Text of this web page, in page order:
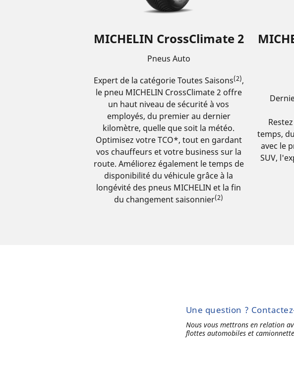
MICHELIN CrossClimate 2
Pneus Auto
Expert de la catégorie Toutes Saisons(2),
le pneu MICHELIN CrossClimate 2 offre
un haut niveau de sécurité à vos
employés, du premier au dernier
kilomètre, quelle que soit la météo.
Optimisez votre TCO*, tout en gardant
vos chauffeurs et votre business sur la
route. Améliorez également le temps de
disponibilité du véhicule grâce à la
longévité des pneus MICHELIN et la fin
du changement saisonnier(2)
temps,
avec le
SUV,
Une question ?
Nous vous mettrons enrelation
flottesautomobiles et